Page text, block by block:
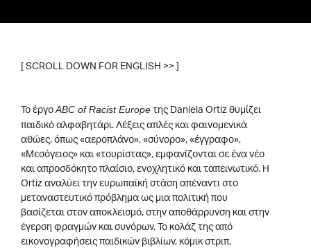
[ SCROLL DOWN FOR ENGLISH >> ]
Το έργοABC of Racist Europeτης Daniela Ortiz θυμίζει
παιδικό αλφαβητάρι. Λέξεις απλές και φαινομενικά
αθώες, όπως «αεροπλάνο», «σύνορο», «έγγραφο»,
«Μεσόγειος» και «τουρίστας», εμφανίζονται σε ένα νέο
και απροσδόκητο πλαίσιο, ενοχλητικό και ταπεινωτικό. Η
Ortiz αναλύει την ευρωπαϊκή στάση απέναντι στο
μεταναστευτικό πρόβλημα ως μια πολιτική που
βασίζεται στον αποκλεισμό, στην αποθάρρυνση και στην
έγερση φραγμών και συνόρων. Το κολάζ της από
εικονογραφήσεις παιδικών βιβλίων, κόμικ στριπ,